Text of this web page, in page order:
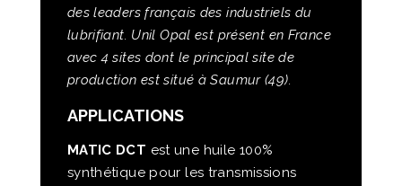
des leaders français des industriels du
lubrifiant. Unil Opal est présent en France
avec 4 sites dont le principal site de
production est situé à Saumur (49).
APPLICATIONS
MATIC DCT est une huile 100%
synthétique pour les transmissions